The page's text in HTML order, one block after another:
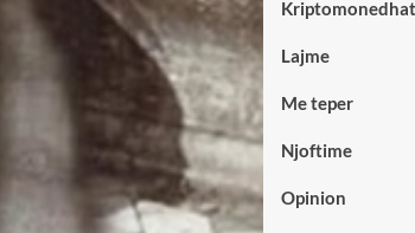
Kriptomonedhat
Lajme
Me teper
Njoftime
Opinion